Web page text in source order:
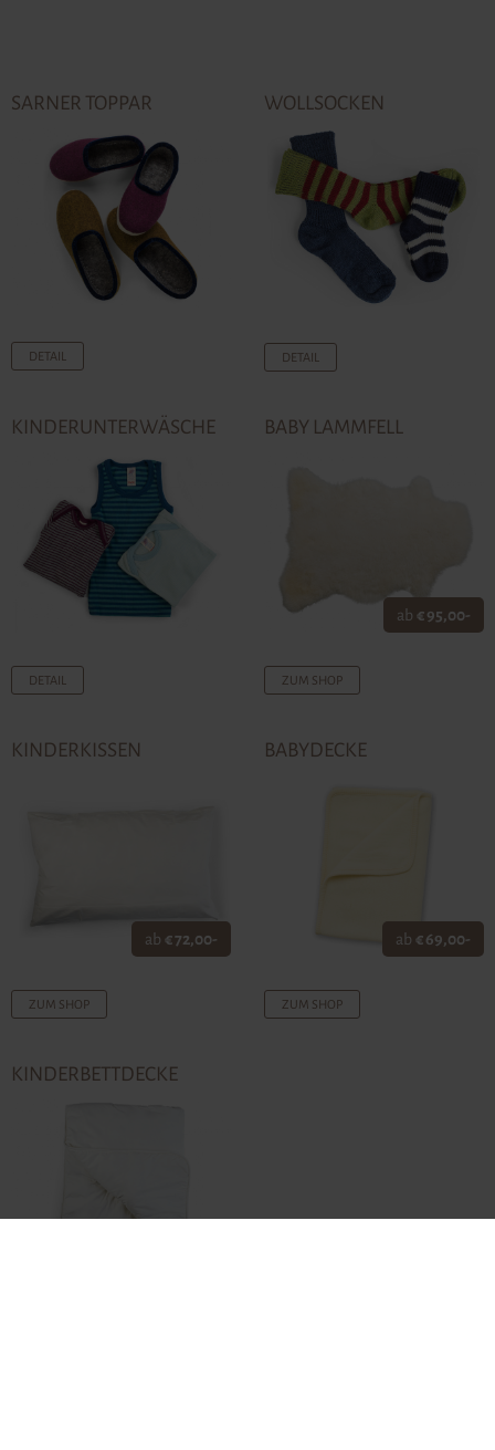
SARNER TOPPAR
DETAIL
WOLLSOCKEN
DETAIL
KINDERUNTERWÄSCHE
DETAIL
BABY LAMMFELL
ab € 95,00-
ZUM SHOP
KINDERKISSEN
ab € 72,00-
ZUM SHOP
BABYDECKE
ab € 69,00-
ZUM SHOP
KINDERBETTDECKE